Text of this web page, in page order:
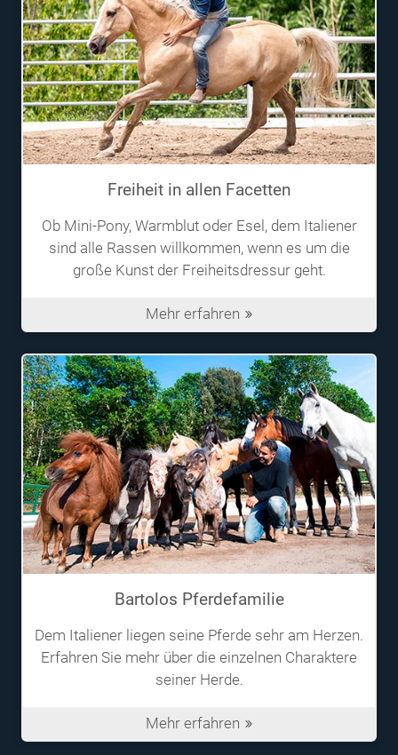
Freiheit in allen Facetten
Ob Mini-Pony, Warmblut oder Esel, dem Italiener
sind alle Rassen willkommen, wenn es um die
große Kunst der Freiheitsdressur geht.
Mehr erfahren
Bartolos Pferdefamilie
Dem Italiener liegen seine Pferde sehr am Herzen.
Erfahren Sie mehr über die einzelnen Charaktere
seiner Herde.
Mehr erfahren